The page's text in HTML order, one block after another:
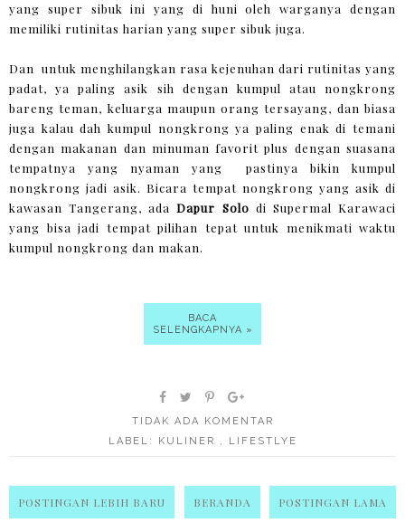
yang super sibuk ini yang di huni oleh warganya dengan
memiliki rutinitas harian yang super sibuk juga.
Dan untuk menghilangkan rasa kejenuhan dari rutinitas yang
padat, ya paling asik sih dengan kumpul atau nongkrong
bareng teman, keluarga maupun orang tersayang, dan biasa
juga kalau dah kumpul nongkrong ya paling enak di temani
dengan makanan dan minuman favorit plus dengan suasana
tempatnya yang nyaman yang pastinya bikin kumpul
nongkrong jadi asik. Bicara tempat nongkrong yang asik di
kawasan Tangerang, adaDapur Solo di Supermal Karawaci
yang bisa jadi tempat pilihan tepat untuk menikmati waktu
kumpul nongkrong dan makan.
BACA
SELENGKAPNYA »
TIDAK ADA KOMENTAR
LABEL:
KULINER LIFESTLYE
POSTINGAN LEBIH BARU POSTINGAN LAMA
BERANDA